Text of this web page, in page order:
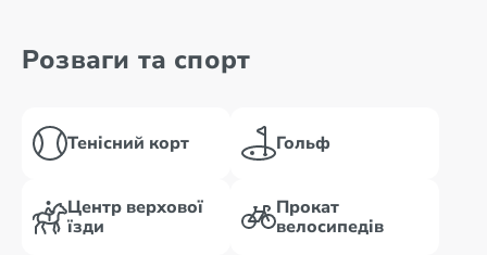
Розваги та спорт
Тенісний корт Гольф
Центр верхової
їзди
Прокат
велосипедів